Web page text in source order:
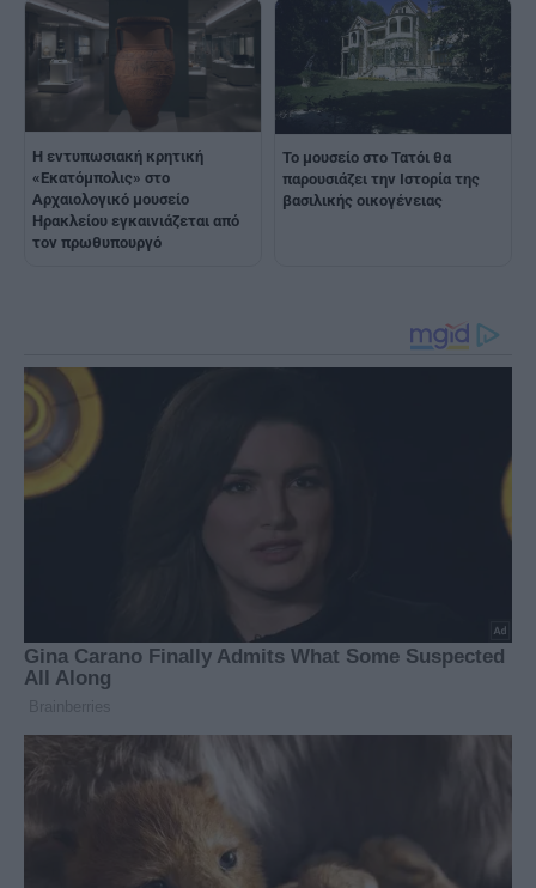
Η εντυπωσιακή κρητική
«Εκατόμπολις» στο
Αρχαιολογικό μουσείο
Ηρακλείου εγκαινιάζεται από
τον πρωθυπουργό
Το μουσείο στο Τατόι θα
παρουσιάζει την Ιστορία της
βασιλικής οικογένειας